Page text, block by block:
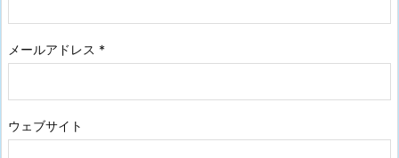
メールアドレス *
ウェブサイト